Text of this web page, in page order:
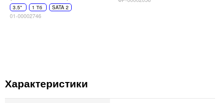
3.5" 1 Тб SATA 2
01-00002746
Характеристики